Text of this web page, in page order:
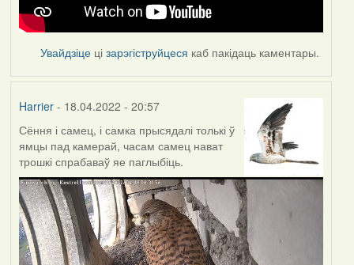
Увайдзіце цізарэгіструйцеся каб пакідаць каментары.
Harrier- 18.04.2022 - 20:57
Сёння і самец, і самка прысядалі толькі ў
ямцы пад камерай, часам самец нават
трошкі спрабаваў яе паглыбіць.